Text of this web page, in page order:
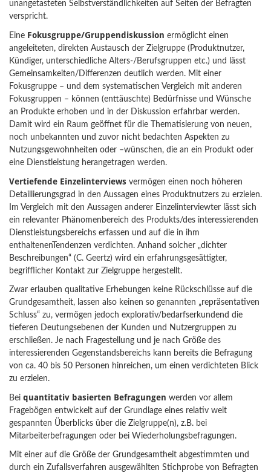
unangetasteten Selbstverständlichkeiten auf Seiten der Befragten
verspricht.
Eine Fokusgruppe/Gruppendiskussion ermöglicht einen
angeleiteten, direkten Austausch der Zielgruppe (Produktnutzer,
Kündiger, unterschiedliche Alters-/Berufsgruppen etc.) und lässt
Gemeinsamkeiten/Differenzen deutlich werden. Mit einer
Fokusgruppe – und dem systematischen Vergleich mit anderen
Fokusgruppen – können (enttäuschte) Bedürfnisse und Wünsche
an Produkte erhoben und in der Diskussion erfahrbar werden.
Damit wird ein Raum geöffnet für die Thematisierung von neuen,
noch unbekannten und zuvor nicht bedachten Aspekten zu
Nutzungsgewohnheiten oder –wünschen, die an ein Produkt oder
eine Dienstleistung herangetragen werden.
Vertiefende Einzelinterviewsvermögen einen noch höheren
Detaillierungsgrad in den Aussagen eines Produktnutzers zu erzielen.
Im Vergleich mit den Aussagen anderer Einzelinterviewter lässt sich
ein relevanter Phänomenbereich des Produkts/des interessierenden
Dienstleistungsbereichs erfassen und auf die in ihm
enthaltenenTendenzen verdichten. Anhand solcher „dichter
Beschreibungen“ (C. Geertz) wird ein erfahrungsgesättigter,
begrifflicher Kontakt zur Zielgruppe hergestellt.
Zwar erlauben qualitative Erhebungen keine Rückschlüsse auf die
Grundgesamtheit, lassen also keinen so genannten „repräsentativen
Schluss“ zu, vermögen jedoch explorativ/bedarfserkundend die
tieferen Deutungsebenen der Kunden und Nutzergruppen zu
erschließen. Je nach Fragestellung und je nach Größe des
interessierenden Gegenstandsbereichs kann bereits die Befragung
von ca. 40 bis 50 Personen hinreichen, um einen verdichteten Blick
zu erzielen.
Bei quantitativ basierten Befragungen werden vor allem
Fragebögen entwickelt auf der Grundlage eines relativ weit
gespannten Überblicks über die Zielgruppe(n), z.B. bei
Mitarbeiterbefragungen oder bei Wiederholungsbefragungen.
Mit einer auf die Größe der Grundgesamtheit abgestimmten und
durch ein Zufallsverfahren ausgewählten Stichprobe von Befragten